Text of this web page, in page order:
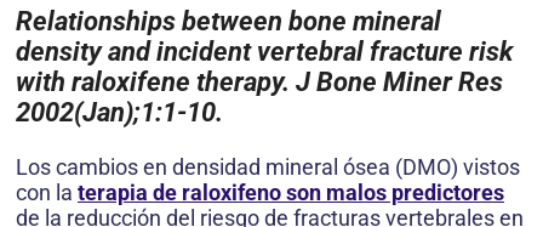
Relationships between bone mineral
density and incident vertebral fracture risk
with raloxifene therapy. J Bone Miner Res
2002(Jan);1:1-10.
Los cambios en densidad mineral ósea (DMO) vistos
con la terapia de raloxifeno son malos predictores
de la reducción del riesgo de fracturas vertebrales en